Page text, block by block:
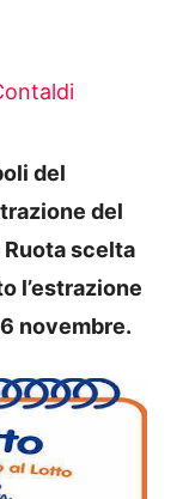
del
del
Ruota scelta
l’estrazione
novembre.